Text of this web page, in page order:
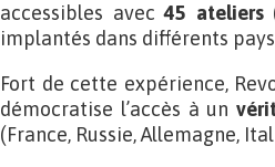
accessibles avec45 ateliers
implantés dans différents
Fort de cette expérience,
démocratise l’accès à un
(France, Russie, Allemagne,